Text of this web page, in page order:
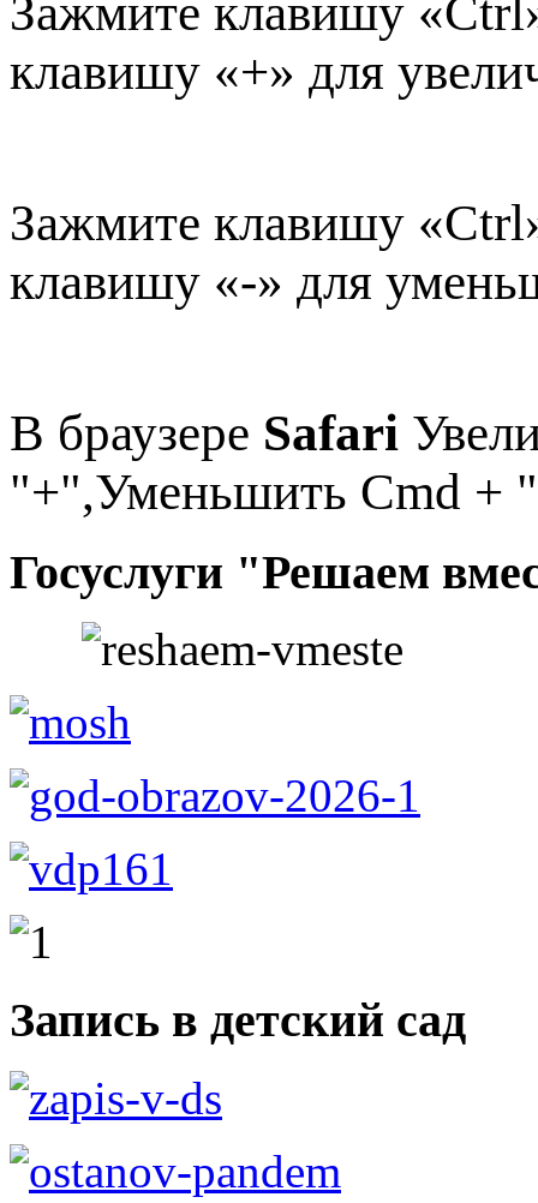
Зажмите клавишу
клавишу «+» для
Зажмите клавишу
клавишу «-» для
В браузере Safari
"+",Уменьшить Cmd +
Госуслуги "Решаем
Запись в детский сад